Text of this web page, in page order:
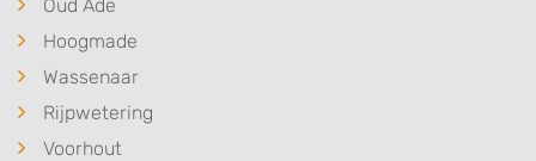
Oud Ade
Hoogmade
Wassenaar
Rijpwetering
Voorhout